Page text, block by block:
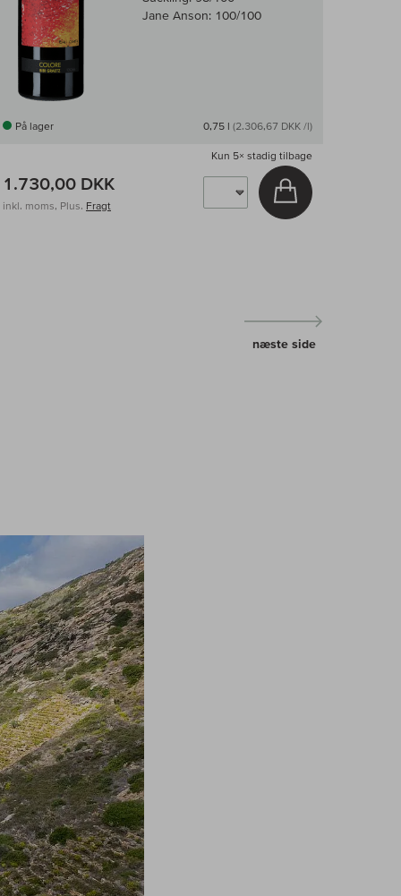
Jane Anson: 100/100
På lager 0,75 l (2.306,67 DKK /l)
Kun 5× stadig tilbage
1.730,00 DKK
inkl. moms, Plus. Fragt
Læg i kurv
næste side